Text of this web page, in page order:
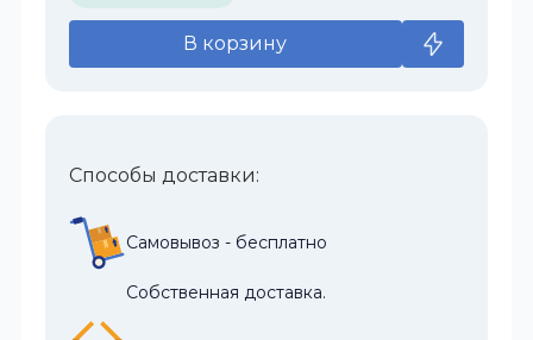
В корзину
Способы доставки:
Самовывоз - бесплатно
Собственная доставка.